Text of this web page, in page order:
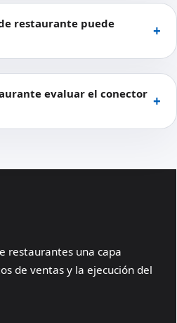
restaurante puede
evaluar el conector
restaurantes una capa
de ventas y la ejecución del